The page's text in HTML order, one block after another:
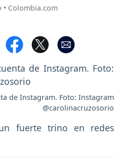
• Colombia.com
de Instagram. Foto: Instagram
@carolinacruzosorio
fuerte trino en redes